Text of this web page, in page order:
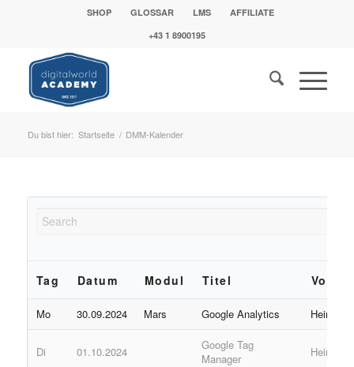
SHOP GLOSSAR LMS
AFFILIATE
+43 1 8900195
Du bist hier: Startseite / DMM-Kalender
Tag Datum Modul Titel
Mo 30.09.2024 Mars Google Analytics Heinz
Di 01.10.2024
Google Tag
Manager
Heinz